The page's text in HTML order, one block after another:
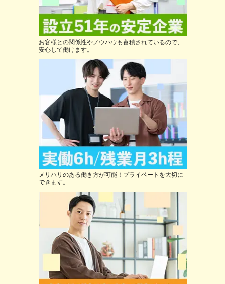
お客様との関係性やノウハウも蓄積されているので、
安心して働けます。
メリハリのある働き方が可能！プライベートを大切に
できます。